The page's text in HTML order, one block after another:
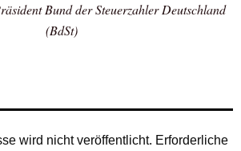
Bund der Steuerzahler Deutschland
(BdSt)
wird nicht veröffentlicht. Erforderliche